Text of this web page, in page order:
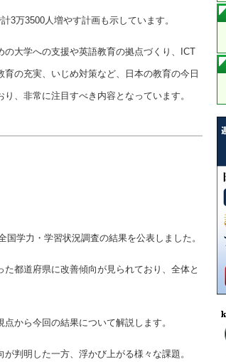
3万3500人増やす計画も示しています。
大学への支援や英語教育の拠点づくり、ICT
の充実、いじめ対策など、日本の教育の今日
、非常に注目すべき内容となっています。
学力・学習状況調査の結果を公表しました。
都道府県に改善傾向が見られており、全体と
から今回の結果について解説します。
判明した一方、浮かび上がる様々な課題。